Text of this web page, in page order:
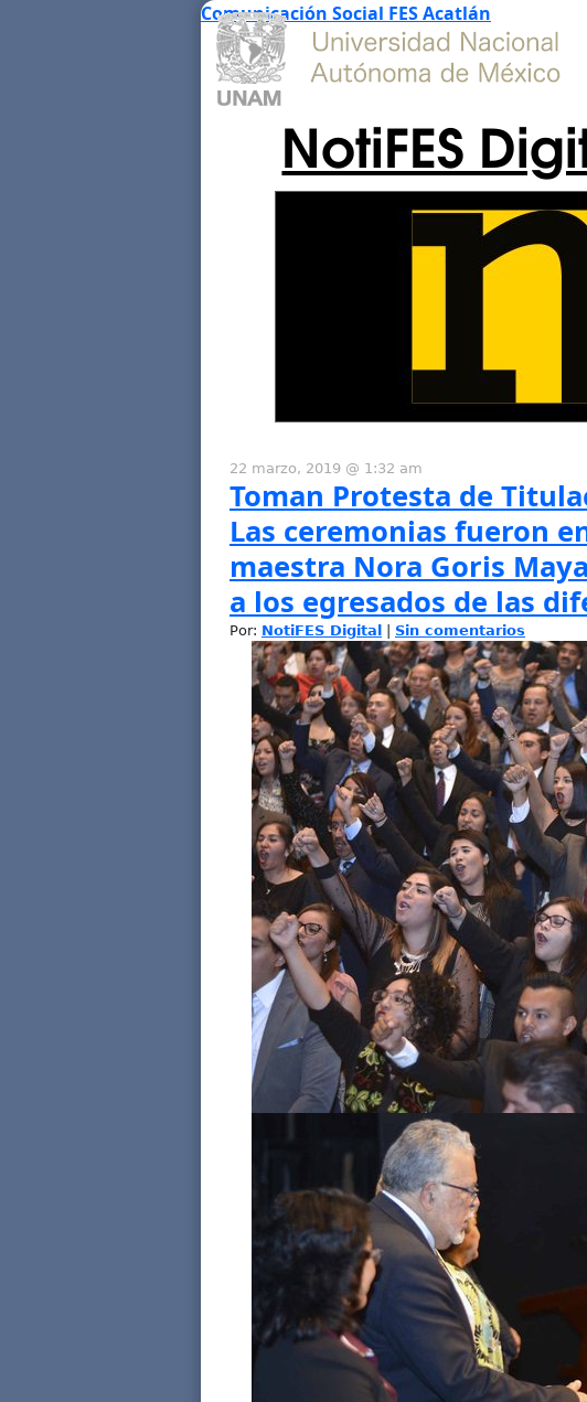
Comunicación Social FES Acatlán
NotiFES
22 marzo, 2019 @ 1:32 am
Toman Protesta de
Las ceremonias fueron
maestra Nora Goris
a los egresados de las
Por: NotiFES Digital Sin comentarios